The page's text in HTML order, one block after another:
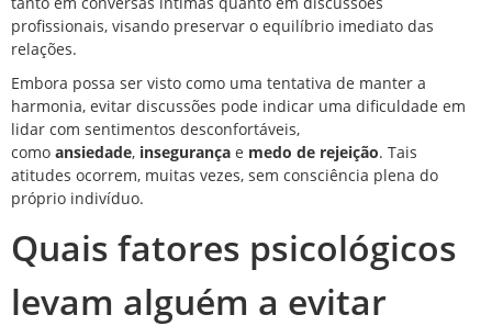
profissionais, visando preservar o equilíbrio imediato das
relações.
Embora possa ser visto como uma tentativa de manter a
harmonia, evitar discussões pode indicar uma dificuldade em
lidar com sentimentos desconfortáveis,
como ansiedade, insegurança e medo de rejeição. Tais
atitudes ocorrem, muitas vezes, sem consciência plena do
próprio indivíduo.
Quais fatores psicológicos
levam alguém a evitar